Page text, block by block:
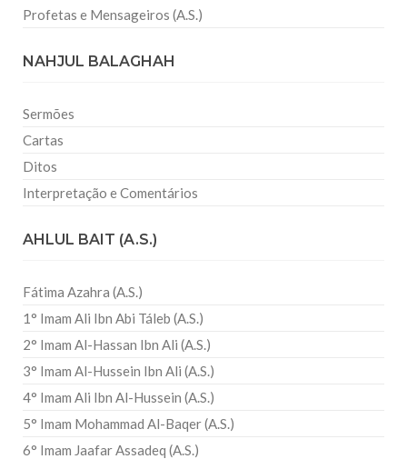
Profetas e Mensageiros (A.S.)
NAHJUL BALAGHAH
Sermões
Cartas
Ditos
Interpretação e Comentários
AHLUL BAIT (A.S.)
Fátima Azahra (A.S.)
1° Imam Ali Ibn Abi Táleb (A.S.)
2° Imam Al-Hassan Ibn Ali (A.S.)
3° Imam Al-Hussein Ibn Ali (A.S.)
4° Imam Ali Ibn Al-Hussein (A.S.)
5° Imam Mohammad Al-Baqer (A.S.)
6° Imam Jaafar Assadeq (A.S.)